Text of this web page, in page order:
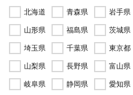
北海道 青森県 岩手県
山形県
福島県 茨城県
埼玉県
千葉県 東京都
山梨県
長野県 富山県
岐阜県
静岡県 愛知県